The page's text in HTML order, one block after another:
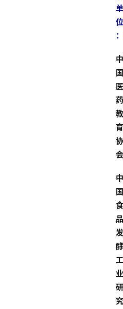
单
位
：
中
国
医
药
教
育
协
会
中
国
食
品
发
酵
工
业
研
究